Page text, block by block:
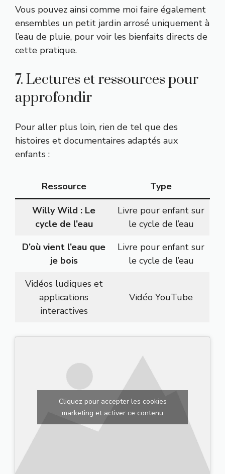
Vous pouvez ainsi comme moi faire également
ensembles un petit jardin arrosé uniquement à
l’eau de pluie, pour voir les bienfaits directs de
cette pratique.
7. Lectures et ressources pour
approfondir
Pour aller plus loin, rien de tel que des
histoires et documentaires adaptés aux
enfants :
Ressource
Type
Willy Wild : Le
cycle de l’eau
Livre pour enfant sur
le cycle de l’eau
D’où vient l’eau que
je bois
Livre pour enfant sur
le cycle de l’eau
Vidéos ludiques et
applications
interactives
Vidéo YouTube
Cliquez pour accepter les cookies
marketing et activer ce contenu